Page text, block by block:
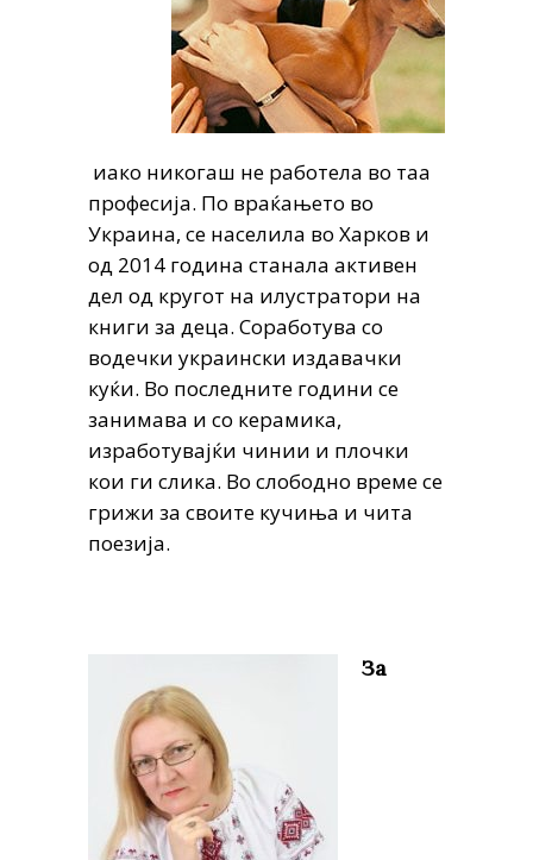
иако никогаш не работела во таа
професија. По враќањето во
Украина, се населила во Харков и
од 2014 година станала активен
дел од кругот на илустратори на
книги за деца. Соработува со
водечки украински издавачки
куќи. Во последните години се
занимава и со керамика,
изработувајќи чинии и плочки
кои ги слика. Во слободно време се
грижи за своите кучиња и чита
поезија.
За